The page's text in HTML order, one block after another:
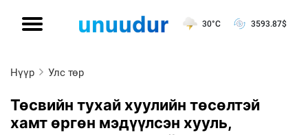
30°C 3593.87$
Нүүр Улс төр
Төсвийн тухай хуулийн төсөлтэй
хамт өргөн мэдүүлсэн хууль,